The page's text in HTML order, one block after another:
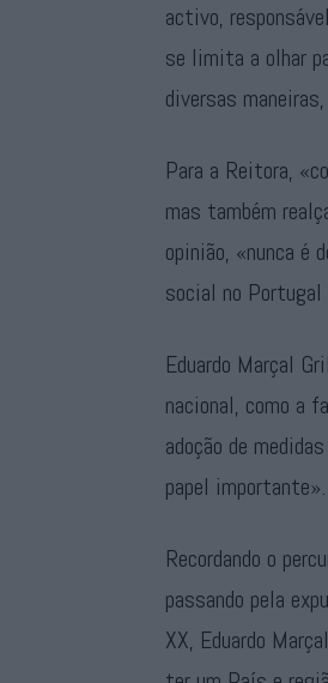
activo,
se limita a olhar
diversas
Para a Reitora,
mas também
opinião, «nunca é
social no Portugal
Eduardo Marçal
nacional, como a
adoção de
papel importante».
Recordando o
passando pela
XX, Eduardo